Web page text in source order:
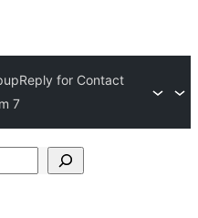
for Contact
7